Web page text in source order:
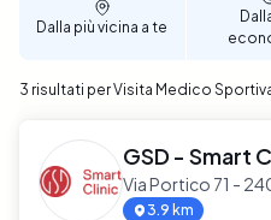
Dalla più vicina a te
3 risultati per Visita Medico
GSD - Smart
Via Portico 71 -
3.9 km